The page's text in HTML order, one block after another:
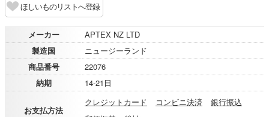
ほしいものリストへ登録
メーカー
APTEX NZ LTD
製造国
ニュージーランド
商品番号
22076
納期
14-21日
お支払方法
クレジットカード コンビニ決済
銀行振込